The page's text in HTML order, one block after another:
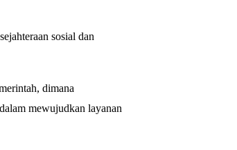
sosial dan
dimana
mewujudkan layanan